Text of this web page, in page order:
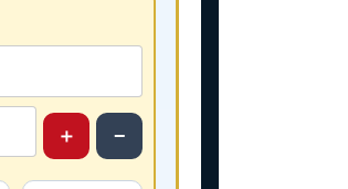
＋ −